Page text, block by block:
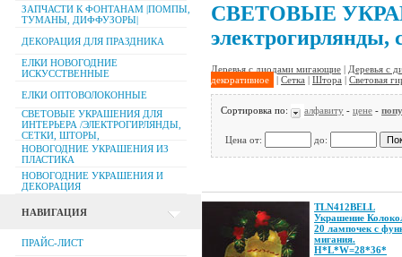
ЗАПЧАСТИ К ФОНТАНАМ |ПОМПЫ,
ТУМАНЫ, ДИФФУЗОРЫ|
ДЕКОРАЦИЯ ДЛЯ ПРАЗДНИКА
ЕЛКИ НОВОГОДНИЕ
ИСКУССТВЕННЫЕ
ЕЛКИ ОПТОВОЛОКОННЫЕ
СВЕТОВЫЕ УКРАШЕНИЯ ДЛЯ
ИНТЕРЬЕРА /ЭЛЕКТРОГИРЛЯНДЫ,
СЕТКИ, ШТОРЫ,
НОВОГОДНИЕ УКРАШЕНИЯ ИЗ
ПЛАСТИКА
НОВОГОДНИЕ УКРАШЕНИЯ И
ДЕКОРАЦИЯ
НАВИГАЦИЯ
ПРАЙС-ЛИСТ
СВЕТОВЫЕ
электрогирлянды,
Деревья с диодами мигающие | Деревья с
декоративное
| Сетка | Штора | Световая
Сортировка по: алфавиту - цене -
Цена от: до:
TLN412BELL
Украшение
20 лампочек с
мигания.
Н*L*W=28*36*